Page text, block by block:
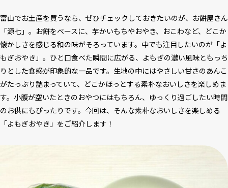
富山でお土産を買うなら、ぜひチェックしておきたいのが、お餅屋さん
「源七」。お餅をベースに、芋かいもちやおやき、おこわなど、どこか
懐かしさを感じる和の味がそろっています。中でも注目したいのが「よ
もぎおやき」。ひと口食べた瞬間に広がる、よもぎの濃い風味ともっち
りとした食感が印象的な一品です。生地の中にはやさしい甘さのあんこ
がたっぷり詰まっていて、どこかほっとする素朴なおいしさを楽しめま
す。小腹が空いたときのおやつにはもちろん、ゆっくり過ごしたい時間
のお供にもぴったりです。今回は、そんな素朴なおいしさを楽しめる
「よもぎおやき」をご紹介します！